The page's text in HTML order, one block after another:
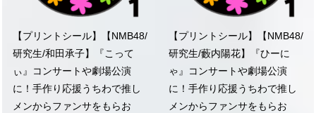
【プリントシール】【NMB48/
研究生/和田承子】『こって
ぃ』コンサートや劇場公演
に！手作り応援うちわで推し
メンからファンサをもらお
【プリントシール】【NMB48/
研究生/藪内陽花】『ひーに
ゃ』コンサートや劇場公演
に！手作り応援うちわで推し
メンからファンサをもらお